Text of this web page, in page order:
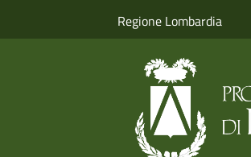
Regione Lombardia